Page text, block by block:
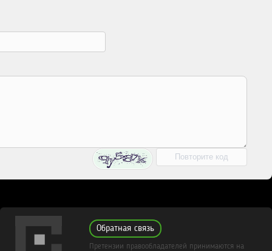
Обратная связь
Претензии правообладателей принимаются на